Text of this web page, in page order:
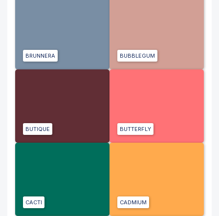
BRUNNERA BUBBLEGUM
BUTIQUE BUTTERFLY
CACTI CADMIUM